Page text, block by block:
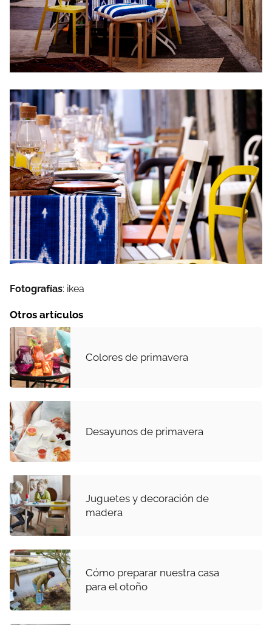
Fotografías: ikea
Otros artículos
Colores de primavera
Desayunos de primavera
Juguetes y decoración de
madera
Cómo preparar nuestra casa
para el otoño